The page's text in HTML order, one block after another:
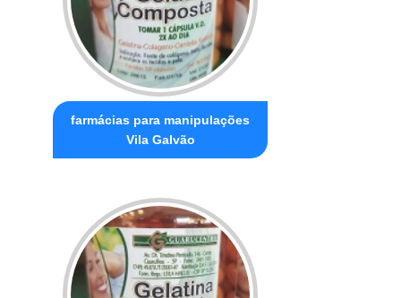
farmácias para manipulações
Vila Galvão